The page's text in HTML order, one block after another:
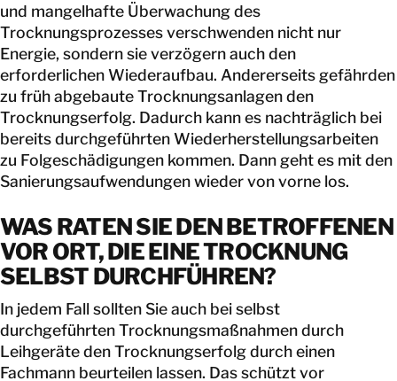
und mangelhafte Überwachung des
Trocknungsprozesses verschwenden nicht nur
Energie, sondern sie verzögern auch den
erforderlichen Wiederaufbau. Andererseits gefährden
zu früh abgebaute Trocknungsanlagen den
Trocknungserfolg. Dadurch kann es nachträglich bei
bereits durchgeführten Wiederherstellungsarbeiten
zu Folgeschädigungen kommen. Dann geht es mit den
Sanierungsaufwendungen wieder von vorne los.
WAS RATEN SIE DEN BETROFFENEN
VOR ORT, DIE EINE TROCKNUNG
SELBST DURCHFÜHREN?
In jedem Fall sollten Sie auch bei selbst
durchgeführten Trocknungsmaßnahmen durch
Leihgeräte den Trocknungserfolg durch einen
Fachmann beurteilen lassen. Das schützt vor